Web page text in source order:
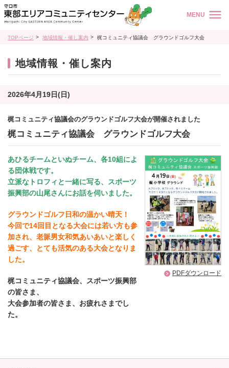
MENU
TOPページ 地域情報・催し案内 梶コミュニティ協議会 グラウンドゴルフ大会
地域情報・催し案内
2026年4月19日(日)
梶コミュニティ協議会のグラウンドゴルフ大会が開催されました
梶コミュニティ協議会 グラウンドゴルフ大会
あひるチームといぬチーム、各10組によ
る団体戦です。
立派なトロフィと一緒に写る、スポーツ
振興部の山尾さんにお話を伺いました。
グラウンドゴルフ日和の温かい晴天！
今回で14回目となる大会には若い方も参
加され、老脈男女和気あいあいと楽しく
過ごす、
とても活気のある大会となりま
した。
梶コミュニティ協議会、スポーツ振興部
の皆さま、
大会参加者の皆さま 、お疲れさまでし
た。
PDFダウンロード